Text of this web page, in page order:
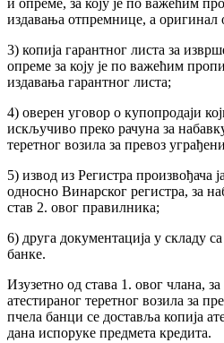
издавања отпремнице, а оригинал
3) копија гарантног листа за
опреме за коју је по важећим
издавања гарантног листа;
4) оверен уговор о купопродаји
искључиво преко рачуна за
теретног возила за превоз
5) извод из Регистра произвођача
односно Винарског регистра, за
став 2. овог правилника;
6) друга документација у складу
банке.
Изузетно од става 1. овог члана,
атестираног теретног возила за
пчела банци се доставља копија
дана испоруке предмета кредита.